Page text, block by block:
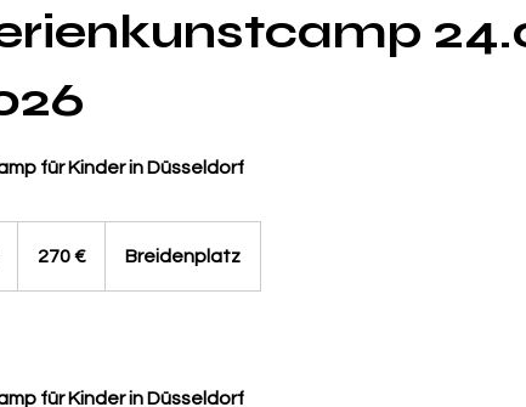
für Kinder in Düsseldorf
n
270 € Breidenplatz
für Kinder in Düsseldorf